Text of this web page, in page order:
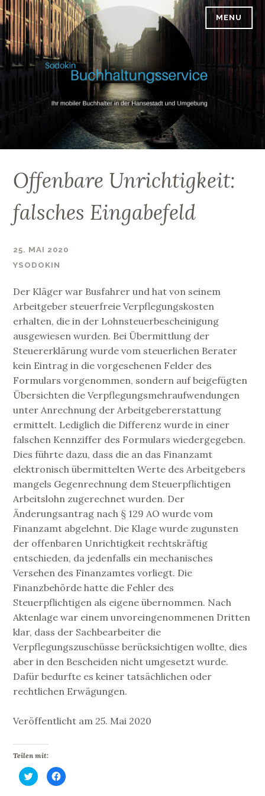
Skip
to
content
SODOKIN-BUCHHALTUNGSSERVICE MENU
Offenbare Unrichtigkeit:
falsches Eingabefeld
25. MAI 2020
YSODOKIN
Der Kläger war Busfahrer und hat von seinem
Arbeitgeber steuerfreie Verpflegungskosten
erhalten, die in der Lohnsteuerbescheinigung
ausgewiesen wurden. Bei Übermittlung der
Steuererklärung wurde vom steuerlichen Berater
kein Eintrag in die vorgesehenen Felder des
Formulars vorgenommen, sondern auf beigefügten
Übersichten die Verpflegungsmehraufwendungen
unter Anrechnung der Arbeitgebererstattung
ermittelt. Lediglich die Differenz wurde in einer
falschen Kennziffer des Formulars wiedergegeben.
Dies führte dazu, dass die an das Finanzamt
elektronisch übermittelten Werte des Arbeitgebers
mangels Gegenrechnung dem Steuerpflichtigen
Arbeitslohn zugerechnet wurden. Der
Änderungsantrag nach § 129 AO wurde vom
Finanzamt abgelehnt. Die Klage wurde zugunsten
der offenbaren Unrichtigkeit rechtskräftig
entschieden, da jedenfalls ein mechanisches
Versehen des Finanzamtes vorliegt. Die
Finanzbehörde hatte die Fehler des
Steuerpflichtigen als eigene übernommen. Nach
Aktenlage war einem unvoreingenommenen Dritten
klar, dass der Sachbearbeiter die
Verpflegungszuschüsse berücksichtigen wollte, dies
aber in den Bescheiden nicht umgesetzt wurde.
Dafür bedurfte es keiner tatsächlichen oder
rechtlichen Erwägungen.
Veröffentlicht am 25. Mai 2020
Teilen mit:
K
l
K
l